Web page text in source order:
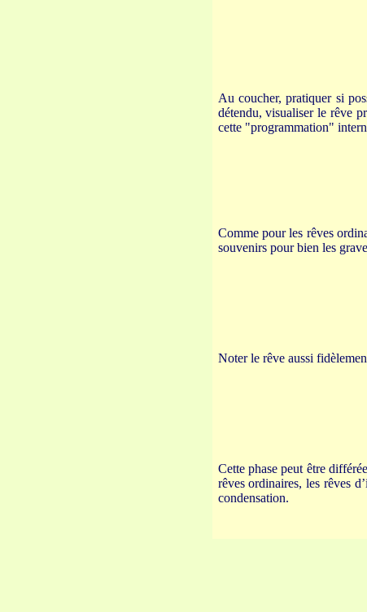
Au coucher, pratiquer si
détendu, visualiser le rêve
cette "programmation"
Comme pour les rêves
souvenirs pour bien les
Noter le rêve aussi
Cette phase peut être
rêves ordinaires, les rêves
condensation.